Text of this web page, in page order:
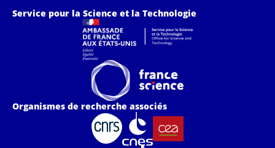
Service pour la Science et la Technologie
Organismes de recherche associés